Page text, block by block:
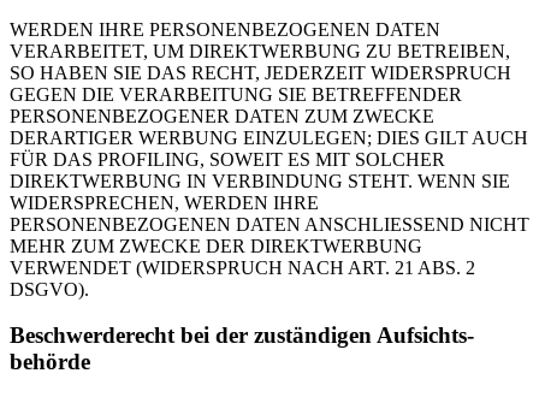
WERDEN IHRE PERSONENBEZOGENEN DATEN
VERARBEITET, UM DIREKTWERBUNG ZU BETREIBEN,
SO HABEN SIE DAS RECHT, JEDERZEIT WIDERSPRUCH
GEGEN DIE VERARBEITUNG SIE BETREFFENDER
PERSONENBEZOGENER DATEN ZUM ZWECKE
DERARTIGER WERBUNG EINZULEGEN; DIES GILT AUCH
FÜR DAS PROFILING, SOWEIT ES MIT SOLCHER
DIREKTWERBUNG IN VERBINDUNG STEHT. WENN SIE
WIDERSPRECHEN, WERDEN IHRE
PERSONENBEZOGENEN DATEN ANSCHLIESSEND NICHT
MEHR ZUM ZWECKE DER DIREKTWERBUNG
VERWENDET (WIDERSPRUCH NACH ART. 21 ABS. 2
DSGVO).
Beschwerde­recht bei der zuständigen Aufsichts­
behörde